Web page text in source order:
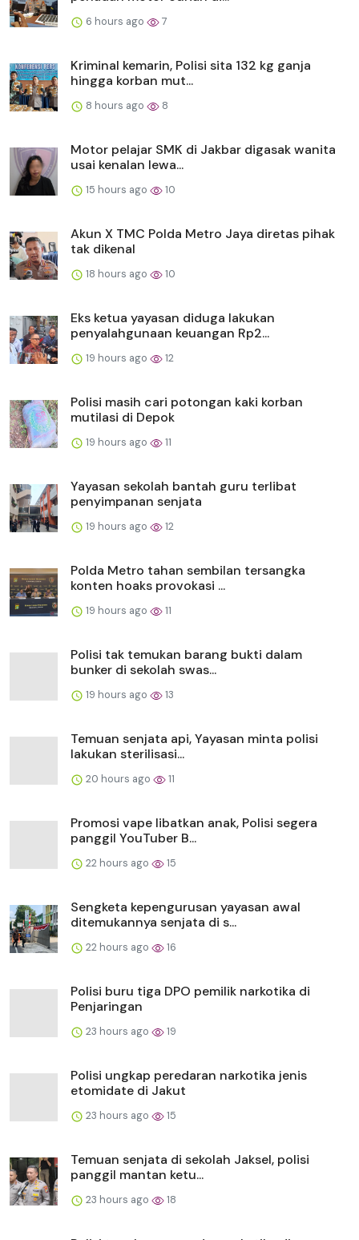
6 hours ago 7
Kriminal kemarin, Polisi sita 132 kg ganja
hingga korban mut...
8 hours ago 8
Motor pelajar SMK di Jakbar digasak wanita
usai kenalan lewa...
15 hours ago 10
Akun X TMC Polda Metro Jaya diretas pihak
tak dikenal
18 hours ago 10
Eks ketua yayasan diduga lakukan
penyalahgunaan keuangan Rp2...
19 hours ago 12
Polisi masih cari potongan kaki korban
mutilasi di Depok
19 hours ago 11
Yayasan sekolah bantah guru terlibat
penyimpanan senjata
19 hours ago 12
Polda Metro tahan sembilan tersangka
konten hoaks provokasi ...
19 hours ago 11
Polisi tak temukan barang bukti dalam
bunker di sekolah swas...
19 hours ago 13
Temuan senjata api, Yayasan minta polisi
lakukan sterilisasi...
20 hours ago 11
Promosi vape libatkan anak, Polisi segera
panggil YouTuber B...
22 hours ago 15
Sengketa kepengurusan yayasan awal
ditemukannya senjata di s...
22 hours ago 16
Polisi buru tiga DPO pemilik narkotika di
Penjaringan
23 hours ago 19
Polisi ungkap peredaran narkotika jenis
etomidate di Jakut
23 hours ago 15
Temuan senjata di sekolah Jaksel, polisi
panggil mantan ketu...
23 hours ago 18